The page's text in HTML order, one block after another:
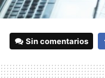
Sin comentarios